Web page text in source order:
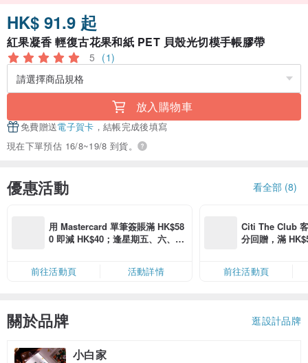
HK$ 91.9 起
紅果凝香 輕復古花果和紙 PET 貝殼光切模手帳膠帶
5 (1)
放入購物車
免費贈送電子賀卡 ，結帳完成後填寫
現在下單預估 16/8~19/8 到貨。
優惠活動 看全部 (8)
用 Mastercard 單筆簽賬滿 HK$58
0 即減 HK$40；逢星期五、六、日
卡」結帳）
前往活動頁 活動詳情
Citi The Club
分回贈，滿
前往活動頁
關於品牌 逛設計品牌
小白家